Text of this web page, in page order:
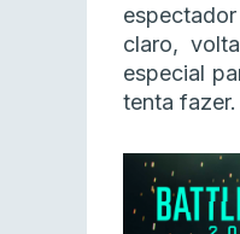
claro,
especial
tenta fazer.